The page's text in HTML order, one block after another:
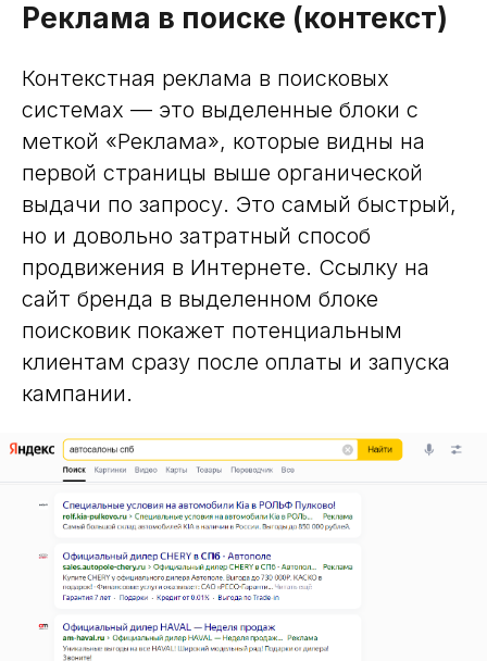
Реклама в поиске (контекст)
Контекстная реклама в поисковых
системах — это выделенные блоки с
меткой «Реклама», которые видны на
первой страницы выше органической
выдачи по запросу. Это самый быстрый,
но и довольно затратный способ
продвижения в Интернете. Ссылку на
сайт бренда в выделенном блоке
поисковик покажет потенциальным
клиентам сразу после оплаты и запуска
кампании.